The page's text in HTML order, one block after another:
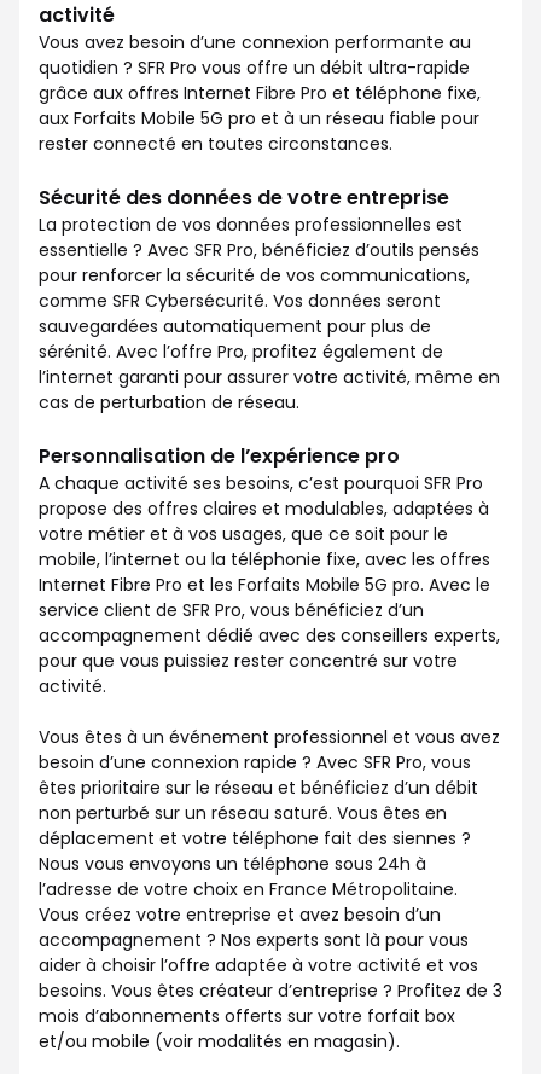
activité
Vous avez besoin d’une connexion performante au
quotidien ? SFR Pro vous offre un débit ultra-rapide
grâce aux offres Internet Fibre Pro et téléphone fixe,
aux Forfaits Mobile 5G pro et à un réseau fiable pour
rester connecté en toutes circonstances.
Sécurité des données de votre entreprise
La protection de vos données professionnelles est
essentielle ? Avec SFR Pro, bénéficiez d’outils pensés
pour renforcer la sécurité de vos communications,
comme SFR Cybersécurité. Vos données seront
sauvegardées automatiquement pour plus de
sérénité. Avec l’offre Pro, profitez également de
l’internet garanti pour assurer votre activité, même en
cas de perturbation de réseau.
Personnalisation de l’expérience pro
A chaque activité ses besoins, c’est pourquoi SFR Pro
propose des offres claires et modulables, adaptées à
votre métier et à vos usages, que ce soit pour le
mobile, l’internet ou la téléphonie fixe, avec les offres
Internet Fibre Pro et les Forfaits Mobile 5G pro. Avec le
service client de SFR Pro, vous bénéficiez d’un
accompagnement dédié avec des conseillers experts,
pour que vous puissiez rester concentré sur votre
activité.
Vous êtes à un événement professionnel et vous avez
besoin d’une connexion rapide ? Avec SFR Pro, vous
êtes prioritaire sur le réseau et bénéficiez d’un débit
non perturbé sur un réseau saturé. Vous êtes en
déplacement et votre téléphone fait des siennes ?
Nous vous envoyons un téléphone sous 24h à
l’adresse de votre choix en France Métropolitaine.
Vous créez votre entreprise et avez besoin d’un
accompagnement ? Nos experts sont là pour vous
aider à choisir l’offre adaptée à votre activité et vos
besoins. Vous êtes créateur d’entreprise ? Profitez de 3
mois d’abonnements offerts sur votre forfait box
et/ou mobile (voir modalités en magasin).